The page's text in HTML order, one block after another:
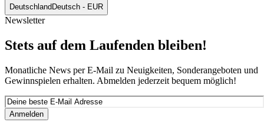
Deutschland Deutsch - EUR
Newsletter
Stets auf dem Laufenden bleiben!
Monatliche News per E-Mail zu Neuigkeiten, Sonderangeboten und
Gewinnspielen erhalten. Abmelden jederzeit bequem möglich!
Anmelden